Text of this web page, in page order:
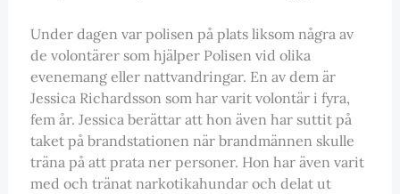
Under dagen var polisen på plats liksom några av
de volontärer som hjälper Polisen vid olika
evenemang eller nattvandringar. En av dem är
Jessica Richardsson som har varit volontär i fyra,
fem år. Jessica berättar att hon även har suttit på
taket på brandstationen när brandmännen skulle
träna på att prata ner personer. Hon har även varit
med och tränat narkotikahundar och delat ut